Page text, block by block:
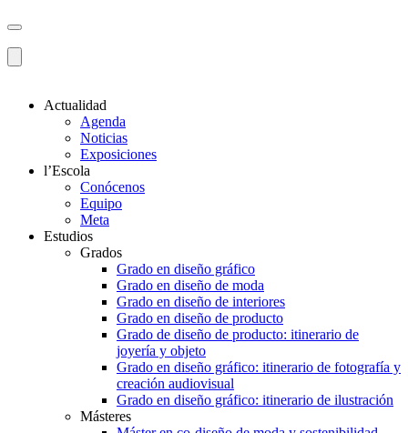
Actualidad
Agenda
Noticias
Exposiciones
l’Escola
Conócenos
Equipo
Meta
Estudios
Grados
Grado en diseño gráfico
Grado en diseño de moda
Grado en diseño de interiores
Grado en diseño de producto
Grado de diseño de producto: itinerario de
joyería y objeto
Grado en diseño gráfico: itinerario de fotografía y
creación audiovisual
Grado en diseño gráfico: itinerario de ilustración
Másteres